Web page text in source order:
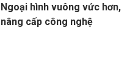
Ngoại hình vuông vức hơn,
nâng cấp công nghệ